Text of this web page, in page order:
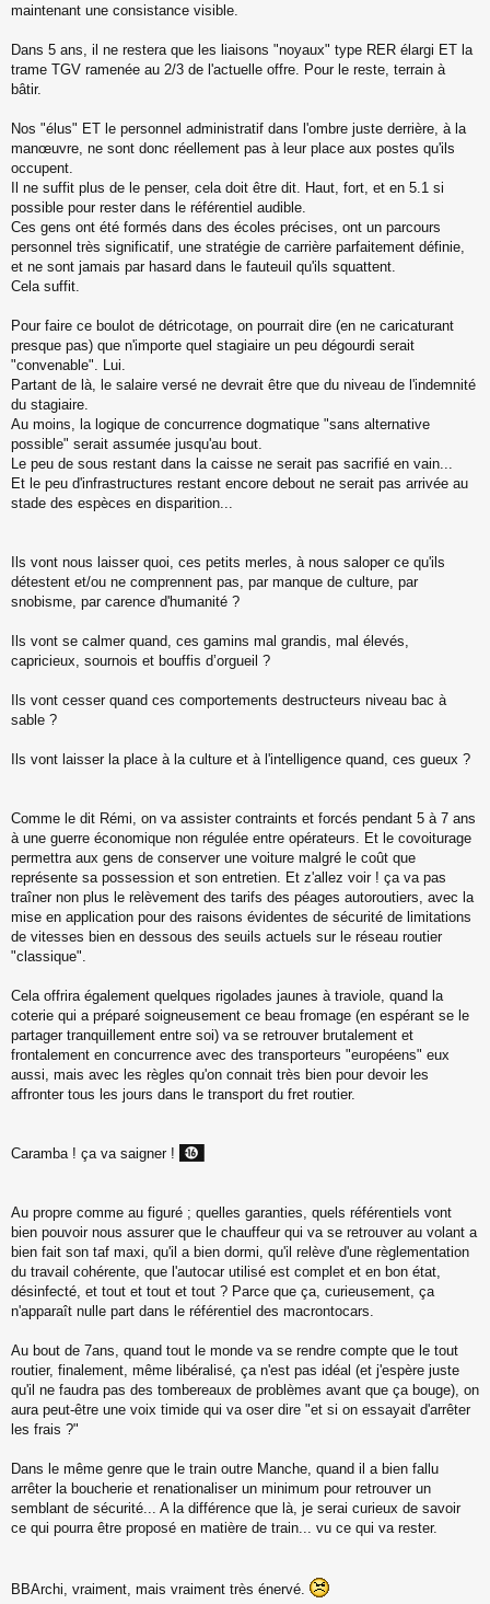
s
e
n
o
u
maintenant une consistance visible.
Dans 5 ans, il ne restera que les liaisons "noyaux" type RER élargi ET la
trame TGV ramenée au 2/3 de l'actuelle offre. Pour le reste, terrain à
bâtir.
Nos "élus" ET le personnel administratif dans l'ombre juste derrière, à la
manœuvre, ne sont donc réellement pas à leur place aux postes qu'ils
occupent.
Il ne suffit plus de le penser, cela doit être dit. Haut, fort, et en 5.1 si
possible pour rester dans le référentiel audible.
Ces gens ont été formés dans des écoles précises, ont un parcours
personnel très significatif, une stratégie de carrière parfaitement définie,
et ne sont jamais par hasard dans le fauteuil qu'ils squattent.
Cela suffit.
Pour faire ce boulot de détricotage, on pourrait dire (en ne caricaturant
presque pas) que n'importe quel stagiaire un peu dégourdi serait
"convenable". Lui.
Partant de là, le salaire versé ne devrait être que du niveau de l'indemnité
du stagiaire.
Au moins, la logique de concurrence dogmatique "sans alternative
possible" serait assumée jusqu'au bout.
Le peu de sous restant dans la caisse ne serait pas sacrifié en vain...
Et le peu d'infrastructures restant encore debout ne serait pas arrivée au
stade des espèces en disparition...
Ils vont nous laisser quoi, ces petits merles, à nous saloper ce qu'ils
détestent et/ou ne comprennent pas, par manque de culture, par
snobisme, par carence d'humanité ?
Ils vont se calmer quand, ces gamins mal grandis, mal élevés,
capricieux, sournois et bouffis d’orgueil ?
Ils vont cesser quand ces comportements destructeurs niveau bac à
sable ?
Ils vont laisser la place à la culture et à l'intelligence quand, ces gueux ?
Comme le dit Rémi, on va assister contraints et forcés pendant 5 à 7 ans
à une guerre économique non régulée entre opérateurs. Et le covoiturage
permettra aux gens de conserver une voiture malgré le coût que
représente sa possession et son entretien. Et z'allez voir ! ça va pas
traîner non plus le relèvement des tarifs des péages autoroutiers, avec la
mise en application pour des raisons évidentes de sécurité de limitations
de vitesses bien en dessous des seuils actuels sur le réseau routier
"classique".
Cela offrira également quelques rigolades jaunes à traviole, quand la
coterie qui a préparé soigneusement ce beau fromage (en espérant se le
partager tranquillement entre soi) va se retrouver brutalement et
frontalement en concurrence avec des transporteurs "européens" eux
aussi, mais avec les règles qu'on connait très bien pour devoir les
affronter tous les jours dans le transport du fret routier.
Caramba ! ça va saigner !
Au propre comme au figuré ; quelles garanties, quels référentiels vont
bien pouvoir nous assurer que le chauffeur qui va se retrouver au volant a
bien fait son taf maxi, qu'il a bien dormi, qu'il relève d'une règlementation
du travail cohérente, que l'autocar utilisé est complet et en bon état,
désinfecté, et tout et tout et tout ? Parce que ça, curieusement, ça
n'apparaît nulle part dans le référentiel des macrontocars.
Au bout de 7ans, quand tout le monde va se rendre compte que le tout
routier, finalement, même libéralisé, ça n'est pas idéal (et j'espère juste
qu'il ne faudra pas des tombereaux de problèmes avant que ça bouge), on
aura peut-être une voix timide qui va oser dire "et si on essayait d'arrêter
les frais ?"
Dans le même genre que le train outre Manche, quand il a bien fallu
arrêter la boucherie et renationaliser un minimum pour retrouver un
semblant de sécurité... A la différence que là, je serai curieux de savoir
ce qui pourra être proposé en matière de train... vu ce qui va rester.
BBArchi, vraiment, mais vraiment très énervé.